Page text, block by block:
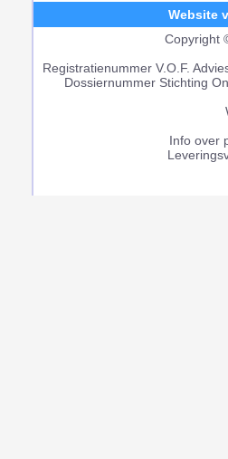
Website
Copyright
Registratienummer V.O.F.
Dossiernummer Stichting
Info over